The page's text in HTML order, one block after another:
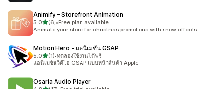
Animify – Storefront Animation
5.0เต็ม 5 ดาว
(6)
ทั้งหมด 6 รีวิว
•Free plan available
Animate your store for christmas promotions with snow effects
Motion Hero ‑ แอนิเมชัน GSAP
5.0เต็ม 5 ดาว
(1)
ทั้งหมด 1 รีวิว
•ทดลองใช้งานได้ฟรี
แอนิเมชันวิดีโอ GSAP แบบหน้าสินค้า Apple
Osaria Audio Player